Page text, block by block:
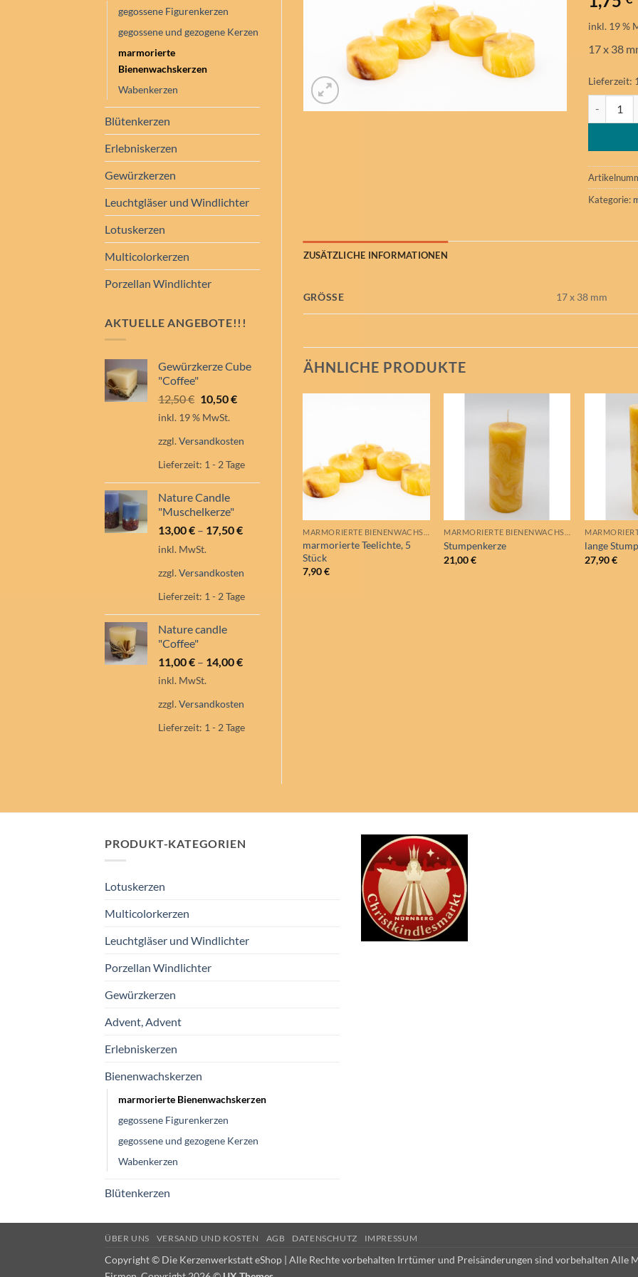
gegossene Figurenkerzen
gegossene und gezogene Kerzen
marmorierte
Bienenwachskerzen
Wabenkerzen
Blütenkerzen
Erlebniskerzen
Gewürzkerzen
Leuchtgläser und Windlichter
Lotuskerzen
Multicolorkerzen
Porzellan Windlichter
AKTUELLE ANGEBOTE!!!
Gewürzkerze Cube
"Coffee"
12,50€ Ursprünglicher
Preis
12,50 €
10,50€Aktueller
10,50 €.
inkl. 19 % MwSt.
zzgl.Versandkosten
Lieferzeit: 1 - 2 Tage
Nature Candle
"Muschelkerze"
13,00€ – 17,50€
inkl. MwSt.
zzgl.Versandkosten
Lieferzeit: 1 - 2 Tage
Nature candle
"Coffee"
11,00€ – 14,00€
inkl. MwSt.
zzgl.Versandkosten
Lieferzeit: 1 - 2 Tage
inkl. 19 %
17 x 38
Lieferzeit:
Kategorie:
ZUSÄTZLICHE INFORMATIONEN
GRÖSSE 17 x 38 mm
ÄHNLICHE PRODUKTE
Wunschliste
marmorierte Teelichte, 5
Stück
7,90€
Auf die
Wunschliste
Stumpenkerze
21,00€
lange
27,90€
PRODUKT-KATEGORIEN
Lotuskerzen
Multicolorkerzen
Leuchtgläser und Windlichter
Porzellan Windlichter
Gewürzkerzen
Advent, Advent
Erlebniskerzen
Bienenwachskerzen
marmorierte Bienenwachskerzen
gegossene Figurenkerzen
gegossene und gezogene Kerzen
Wabenkerzen
Blütenkerzen
ÜBER UNS VERSAND UND KOSTEN AGB DATENSCHUTZ IMPRESSUM
Copyright © Die Kerzenwerkstatt eShop | Alle Rechte vorbehalten Irrtümer und Preisänderungen sind vorbehalten Alle